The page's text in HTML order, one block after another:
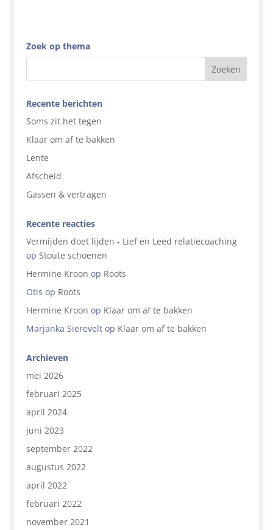
Zoek op thema
Recente berichten
Soms zit het tegen
Klaar om af te bakken
Lente
Afscheid
Gassen & vertragen
Recente reacties
Vermijden doet lijden - Lief en Leed relatiecoaching
op Stoute schoenen
Hermine Kroon op Roots
Otis op Roots
Hermine Kroon op Klaar om af te bakken
Marjanka Siereveltop Klaar om af te bakken
Archieven
mei 2026
februari 2025
april 2024
juni 2023
september 2022
augustus 2022
april 2022
februari 2022
november 2021